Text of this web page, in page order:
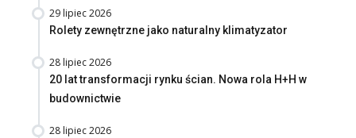
29 lipiec 2026
Rolety zewnętrzne jako naturalny klimatyzator
28 lipiec 2026
20 lat transformacji rynku ścian. Nowa rola H+H w
budownictwie
28 lipiec 2026